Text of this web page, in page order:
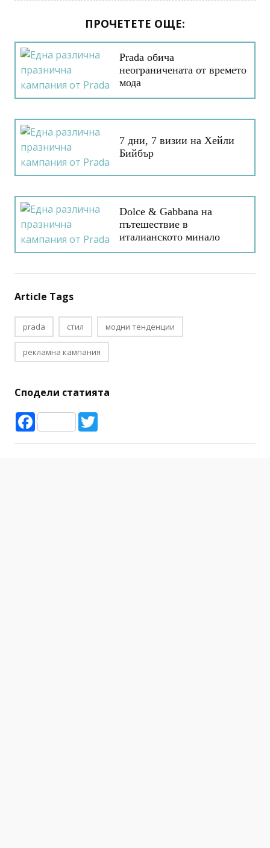
ПРОЧЕТЕТЕ ОЩЕ:
Prada обича
неограничената от времето
мода
7 дни, 7 визии на Хейли
Бийбър
Dolce & Gabbana на
пътешествие в
италианското минало
Article Tags
prada стил модни тенденции
рекламна кампания
Сподели статията
Facebook